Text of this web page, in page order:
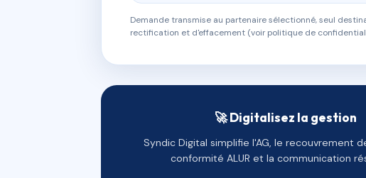
Demande transmise au partenaire sélectionné, seul
rectification et d'effacement (voir politique de
🚀 Digitalisez la gestion
Syndic Digital simplifie l'AG, le recouvrement
conformité ALUR et la communication